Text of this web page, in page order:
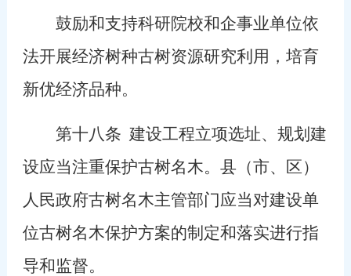
鼓励和支持科研院校和企事业单位依
法开展经济树种古树资源研究利用，培育
新优经济品种。
第十八条 建设工程立项选址、规划建
设应当注重保护古树名木。县（市、区）
人民政府古树名木主管部门应当对建设单
位古树名木保护方案的制定和落实进行指
导和监督。